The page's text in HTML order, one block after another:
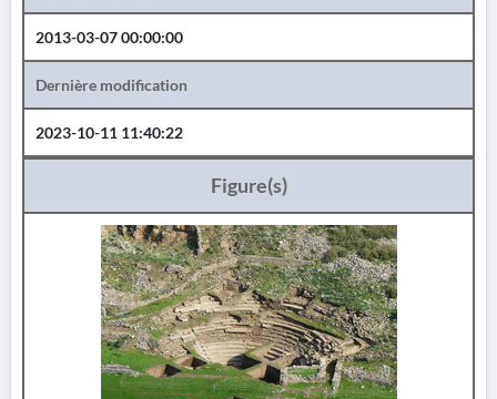
2013-03-07 00:00:00
Dernière modification
2023-10-11 11:40:22
Figure(s)